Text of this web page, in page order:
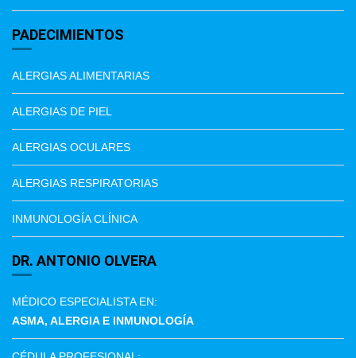
PADECIMIENTOS
ALERGIAS ALIMENTARIAS
ALERGIAS DE PIEL
ALERGIAS OCULARES
ALERGIAS RESPIRATORIAS
INMUNOLOGÍA CLÍNICA
DR. ANTONIO OLVERA
MÉDICO ESPECIALISTA EN:
ASMA, ALERGIA E INMUNOLOGÍA